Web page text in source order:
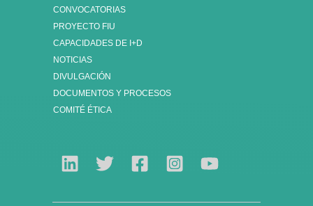
CONVOCATORIAS
PROYECTO FIU
CAPACIDADES DE I+D
NOTICIAS
DIVULGACIÓN
DOCUMENTOS Y PROCESOS
COMITÉ ÉTICA